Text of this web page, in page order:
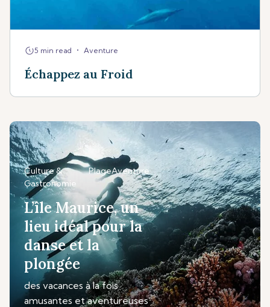
5 min read • Aventure
Échappez au Froid
Culture &
Gastronomie
PlageAventure
L’île Maurice, un
lieu idéal pour la
danse et la
plongée
des vacances à la fois
amusantes et aventureuses